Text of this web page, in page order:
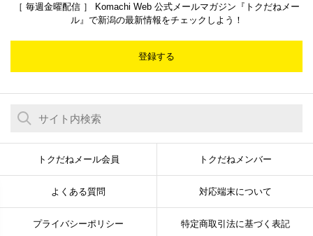
［ 毎週金曜配信 ］ Komachi Web 公式メールマガジン『トクだねメー
ル』で新潟の最新情報をチェックしよう！
登録する
トクだねメール会員 トクだねメンバー
よくある質問 対応端末について
プライバシーポリシー 特定商取引法に基づく表記